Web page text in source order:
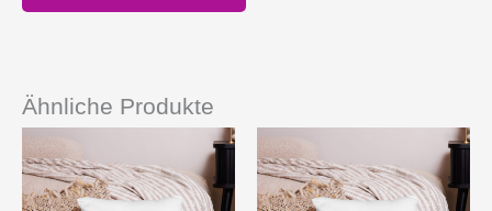
Ähnliche Produkte